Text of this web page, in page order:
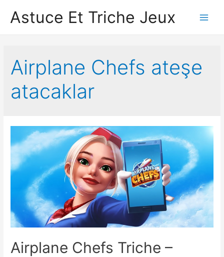
Astuce Et Triche Jeux
Airplane Chef‪s ateşe
atacaklar
Airplane Chefs Triche –